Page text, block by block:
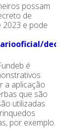
possam
de
2023 e pode
é
a aplicação
que são
utilizadas
por exemplo.